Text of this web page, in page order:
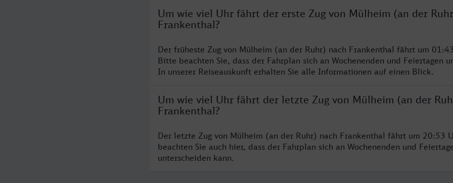
Um wie viel Uhr fährt der erste Zug von Mülheim (an der
Frankenthal?
Der früheste Zug von Mülheim (an der Ruhr) nach Frankenthal fährt um
Bitte beachten Sie, dass der Fahrplan sich an Wochenenden und Feiertagen
In unserer Reiseauskunft erhalten Sie alle Informationen auf einen Blick.
Um wie viel Uhr fährt der letzte Zug von Mülheim (an der
Frankenthal?
Der letzte Zug von Mülheim (an der Ruhr) nach Frankenthal fährt um 20:53
beachten Sie auch hier, dass der Fahrplan sich an Wochenenden und
unterscheiden kann.